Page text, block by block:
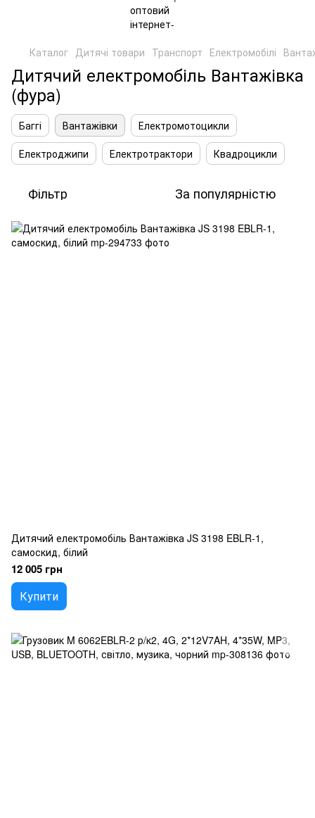
Каталог Дитячі товари Транспорт Електромобілі
Дитячий електромобіль Вантажівка
(фура)
Баггі Вантажівки
Електромотоцикли
Електроджипи
Електротрактори Квадроцикли
Фільтр За популярністю
Дитячий електромобіль Вантажівка JS 3198 EBLR-1,
самоскид, білий
12 005 грн
Купити